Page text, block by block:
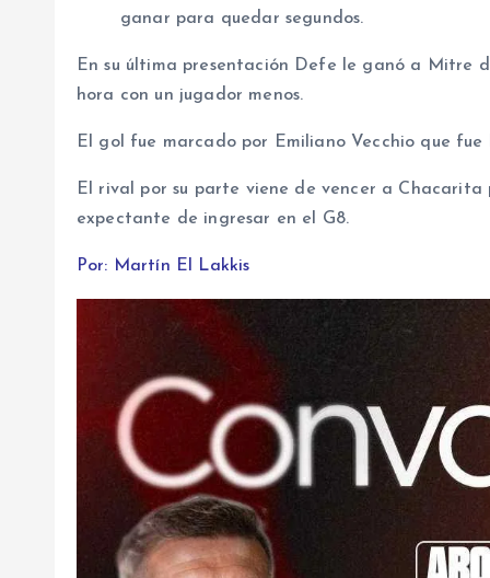
ganar para quedar segundos.
En su última presentación Defe le ganó a Mitre
hora con un jugador menos.
El gol fue marcado por Emiliano Vecchio que
El rival por su parte viene de vencer a
expectante de ingresar en el G8.
Por: Martín El Lakkis